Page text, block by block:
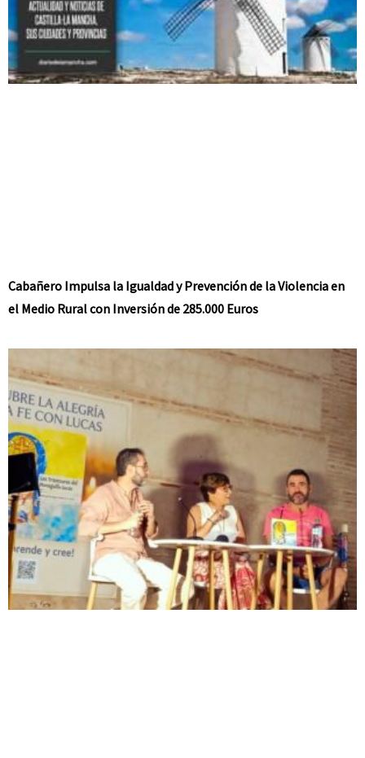
Cabañero Impulsa la Igualdad y Prevención de la Violencia en
el Medio Rural con Inversión de 285.000 Euros